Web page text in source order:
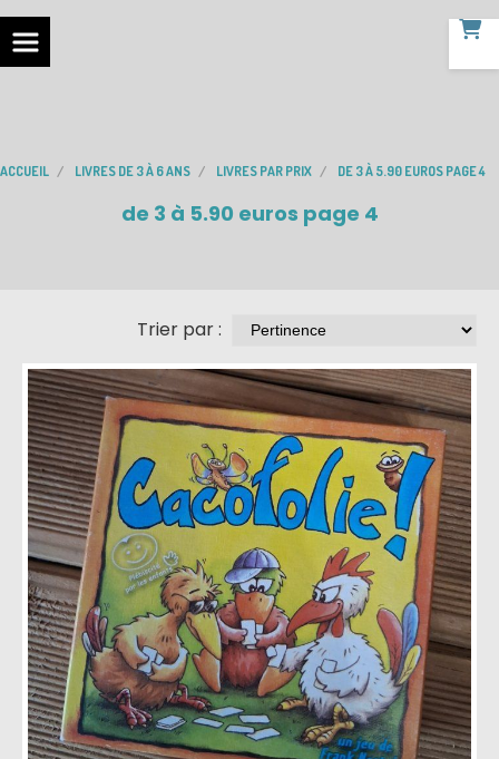
ACCUEIL LIVRES DE 3 À 6 ANS LIVRES PAR PRIX DE 3 À 5.90 EUROS PAGE 4
de 3 à 5.90 euros page 4
Trier par :